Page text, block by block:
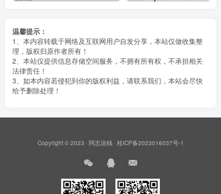
温馨提示：
1、本内容转载于网络及互联网用户自发分享，本站仅做收集整
理，版权归原作者所有！
2、本站仅提供信息存储空间服务，不拥有所有权，不承担相关
法律责任！
3、如本内容若侵犯到你的版权利益，请联系我们，本站会尽快
给予删除处理！
Copyright © 2023 · 阿志说钱· 桂ICP备2023016037号-1